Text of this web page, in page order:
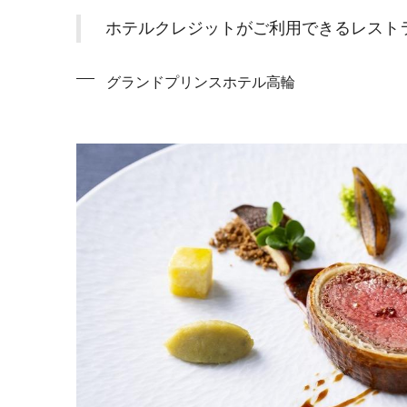
ホテルクレジットがご利用できるレスト
グランドプリンスホテル高輪